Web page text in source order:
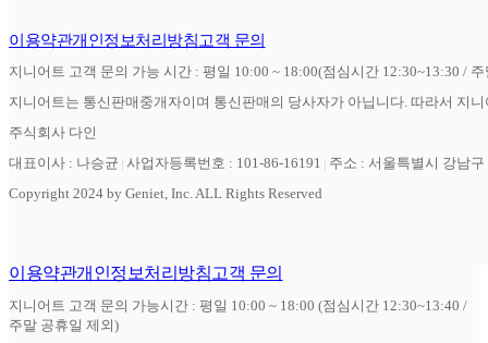
이용약관개인정보처리방침고객 문의
지니어트 고객 문의 가능 시간 : 평일 10:00 ~ 18:00(점심시간 12:30~13:30 /
지니어트는 통신판매중개자이며 통신판매의 당사자가 아닙니다. 따라서 지
주식회사 다인
대표이사 : 나승균 사업자등록번호 : 101-86-16191
주소 : 서울특별시 강남
Copyright 2024 by Geniet, Inc. ALL Rights Reserved
이용약관개인정보처리방침고객 문의
지니어트 고객 문의 가능시간 : 평일 10:00 ~ 18:00 (점심시간 12:30~13:40 /
주말 공휴일 제외)